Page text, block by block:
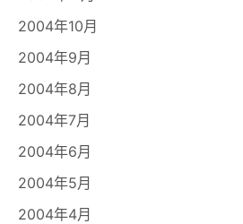
2004年10月
2004年9月
2004年8月
2004年7月
2004年6月
2004年5月
2004年4月